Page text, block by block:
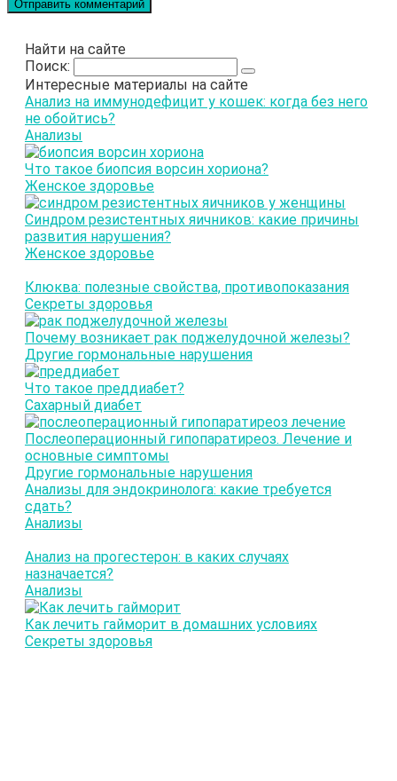
Найти на сайте
Поиск:
Интересные материалы на сайте
Анализ на иммунодефицит у кошек: когда без него
не обойтись?
Анализы
Что такое биопсия ворсин хориона?
Женское здоровье
Синдром резистентных яичников: какие причины
развития нарушения?
Женское здоровье
Клюква: полезные свойства, противопоказания
Секреты здоровья
Почему возникает рак поджелудочной железы?
Другие гормональные нарушения
Что такое преддиабет?
Сахарный диабет
Послеоперационный гипопаратиреоз. Лечение и
основные симптомы
Другие гормональные нарушения
Анализы для эндокринолога: какие требуется
сдать?
Анализы
Анализ на прогестерон: в каких случаях
назначается?
Анализы
Как лечить гайморит в домашних условиях
Секреты здоровья